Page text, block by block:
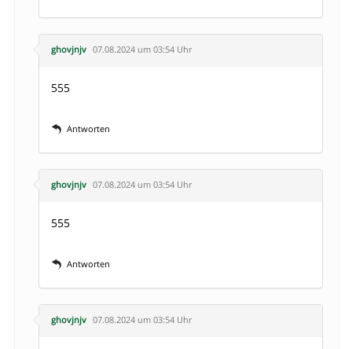
ghovjnjv 07.08.2024 um 03:54 Uhr
555
Antworten
ghovjnjv 07.08.2024 um 03:54 Uhr
555
Antworten
ghovjnjv 07.08.2024 um 03:54 Uhr